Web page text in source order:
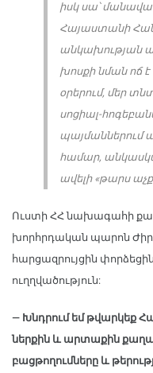
իսկ սա՝
Հայաստանի
անկախության
խոսքի նման ոճ
օրերում, մեր
սոցիալ-
պայմաններում
համար,
ավելի «թարս
Ուստի ՀՀ նախագահի
խորհրդական պարոն
հարցազրույցին
ուղղվածություն:
— Խնդրում եմ թվարկեք
ներքին և արտաքին
բացթողումները և